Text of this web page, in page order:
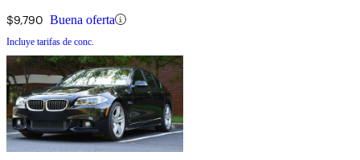
$9,790 Buena oferta
Incluye tarifas de conc.